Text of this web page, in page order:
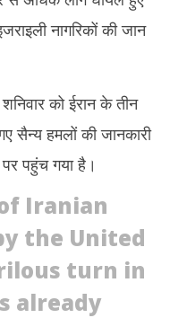
नागरिकों की जान
को ईरान के तीन
सैन्य हमलों की जानकारी
पहुंच गया है।
Iranian
the United
turn in
already